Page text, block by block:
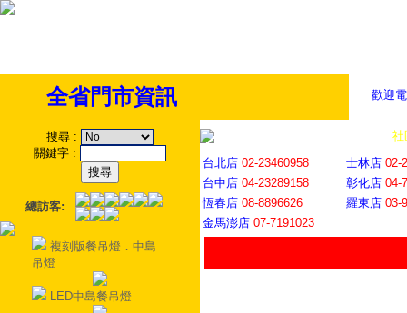
歡迎
全省門市資訊
搜尋 :
關鍵字 :
總訪客:
複刻版餐吊燈．中島
吊燈
LED中島餐吊燈
社
台北店 02-23460958 士林店 02-
台中店 04-23289158 彰化店 04-
恆春店 08-8896626 羅東店 03-
金馬澎店 07-7191023